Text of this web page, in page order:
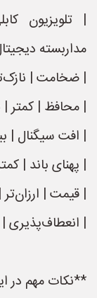
| تلویزیون
مداربسته
| ضخامت |
| محافظ | کمتر |
| افت سیگنال |
| پهنای باند |
| قیمت | ارزان‌تر
| انعطاف‌پذیری
**نکات مهم در